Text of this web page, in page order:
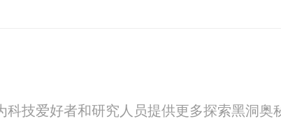
技爱好者和研究人员提供更多探索黑洞奥